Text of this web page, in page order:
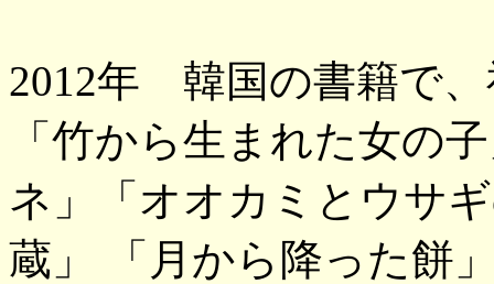
2012年 韓国の書籍で
「竹から生まれた女の
ネ」「オオカミとウサ
蔵」 「月から降った餅